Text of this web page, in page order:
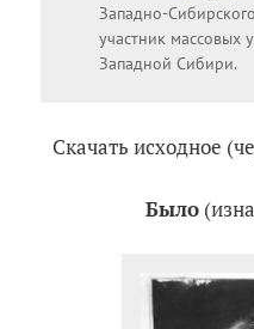
Западно-
участник массовых
Западной Сибири.
Скачать исходное
Было